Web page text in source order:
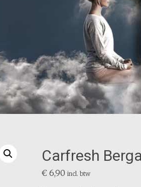
Carfresh
€6,90 incl. btw